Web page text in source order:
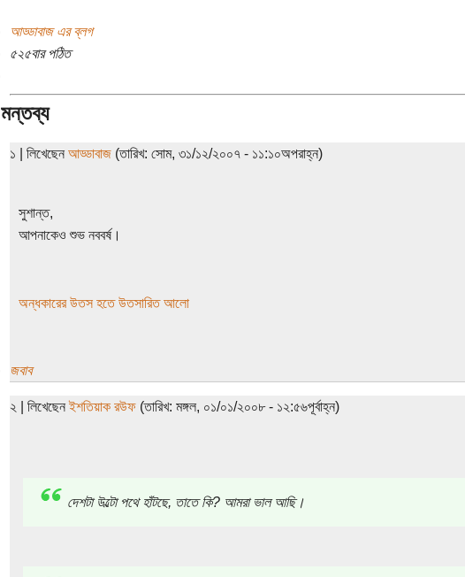
আড্ডাবাজ এর ব্লগ
৫২৫বার পঠিত
মন্তব্য
১ | লিখেছেন আড্ডাবাজ(তারিখ: সোম, ৩১/১২/২০০৭ - ১১:১০অপরাহ্ন)
সুশান্ত,
আপনাকেও শুভ নববর্ষ।
অন্ধকারের উতস হতে উতসারিত আলো
জবাব
২ | লিখেছেনইশতিয়াক রউফ(তারিখ: মঙ্গল, ০১/০১/২০০৮ - ১২:৫৬পূর্বাহ্ন)
দেশটা উল্টো পথে হাঁটছে, তাতে কি? আমরা ভাল আছি।